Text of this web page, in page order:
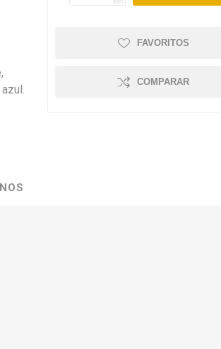
FAVORITOS
COMPARAR